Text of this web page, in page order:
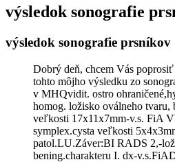
výsledok sonografie
výsledok sonografie prsníkov
Dobrý deň, chcem Vás
tohto môjho výsledku zo
v MHQvidit. ostro
homog. ložisko oválneho tvaru,
veľkosti 17x11x7mm-v.s. FiA
symplex.cysta veľkosti
patol.LU.Záver:BI RADS 2,-
bening.charakteru I. dx-